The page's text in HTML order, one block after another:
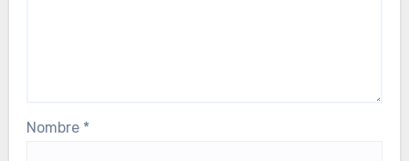
Nombre *